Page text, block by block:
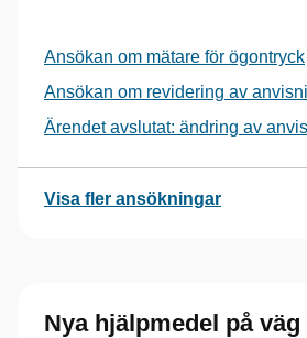
Ansökan om mätare för ögontryck
Ansökan om revidering av
Ärendet avslutat: ändring av
Visa fler ansökningar
Nya hjälpmedel på